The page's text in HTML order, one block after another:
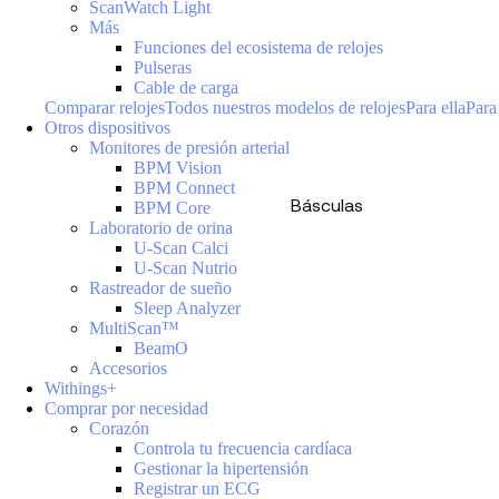
Básculas
ScanWatch Light
Más
Funciones del ecosistema de relojes
Pulseras
Cable de carga
Comparar relojesTodos nuestros modelos de relojesPara ella
Otros dispositivos
Monitores de presión arterial
BPM Vision
BPM Connect
BPM Core
Laboratorio de orina
U-Scan Calci
U-Scan Nutrio
Rastreador de sueño
Sleep Analyzer
MultiScan™
BeamO
Accesorios
Withings+
Comprar por necesidad
Corazón
Controla tu frecuencia cardíaca
Gestionar la hipertensión
Registrar un ECG